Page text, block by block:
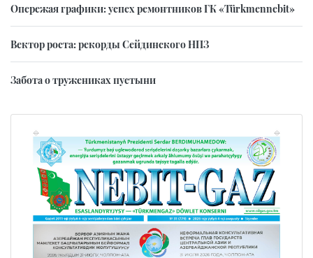
Опережая графики: успех ремонтников ГК «Türkmennebit»
Вектор роста: рекорды Сейдинского НПЗ
Забота о тружениках пустыни